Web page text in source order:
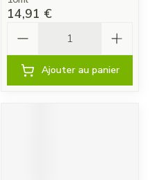
14,91 €
Ajouter au panier